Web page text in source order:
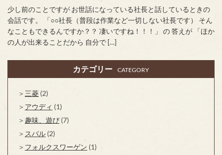
少し前のことですが お世話になっている社長と話しているときの
会話です。 「○○社長（普段は作業など一切しない社長です） そん
なこともできるんですか？？ 凄いですね！！！」 の 答えが 「ほか
の人が出来ることだから 自分で […]
カテゴリー CATEGORY
三菱 (2)
アウディ (1)
趣味、遊び (7)
スバル (2)
フォルクスワーゲン (1)